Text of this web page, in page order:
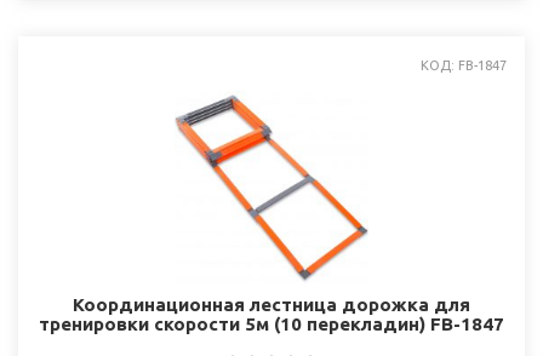
КОД: FB-1847
Координационная лестница дорожка для
тренировки скорости 5м (10 перекладин) FB-1847